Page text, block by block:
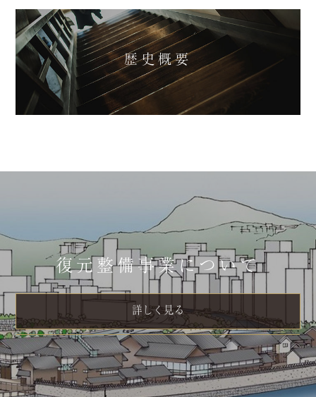
歴史概要
復元整備事業について
詳しく見る